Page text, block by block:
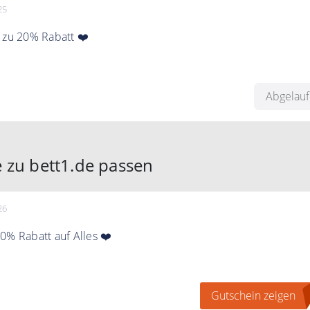
zu 20% Rabatt ❤️
bett1.de passen
Rabatt auf Alles ❤️
Gutschein zeigen